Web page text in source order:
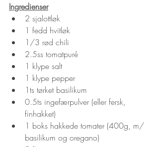
Ingredienser
2 sjalottløk
1 fedd hvitløk
1/3 rød chili
2.5ss tomatpuré
1 klype salt
1 klype pepper
1ts tørket basilikum
0.5ts ingefærpulver (eller fersk,
finhakket)
1 boks hakkede tomater (400g, m/
basilikum og oregano)